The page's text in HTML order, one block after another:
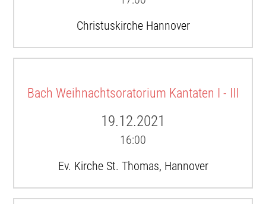
Christuskirche Hannover
Bach Weihnachtsoratorium Kantaten I - III
19.12.2021
16:00
Ev. Kirche St. Thomas, Hannover